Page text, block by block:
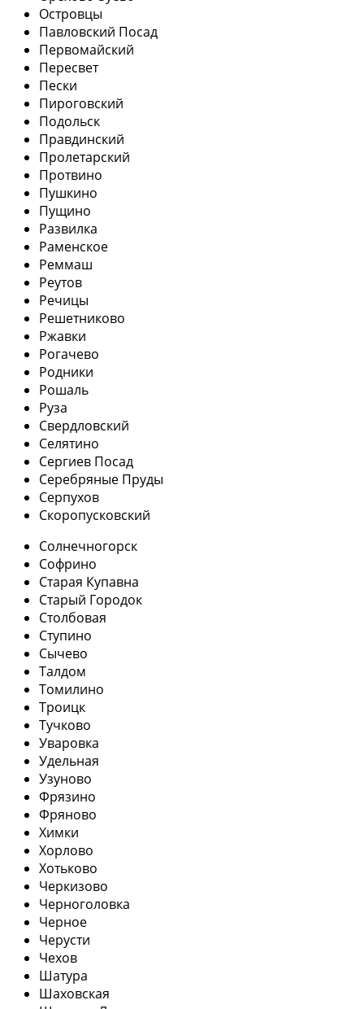
Островцы
Павловский Посад
Первомайский
Пересвет
Пески
Пироговский
Подольск
Правдинский
Пролетарский
Протвино
Пушкино
Пущино
Развилка
Раменское
Реммаш
Реутов
Речицы
Решетниково
Ржавки
Рогачево
Родники
Рошаль
Руза
Свердловский
Селятино
Сергиев Посад
Серебряные Пруды
Серпухов
Скоропусковский
Солнечногорск
Софрино
Старая Купавна
Старый Городок
Столбовая
Ступино
Сычево
Талдом
Томилино
Троицк
Тучково
Уваровка
Удельная
Узуново
Фрязино
Фряново
Химки
Хорлово
Хотьково
Черкизово
Черноголовка
Черное
Черусти
Чехов
Шатура
Шаховская